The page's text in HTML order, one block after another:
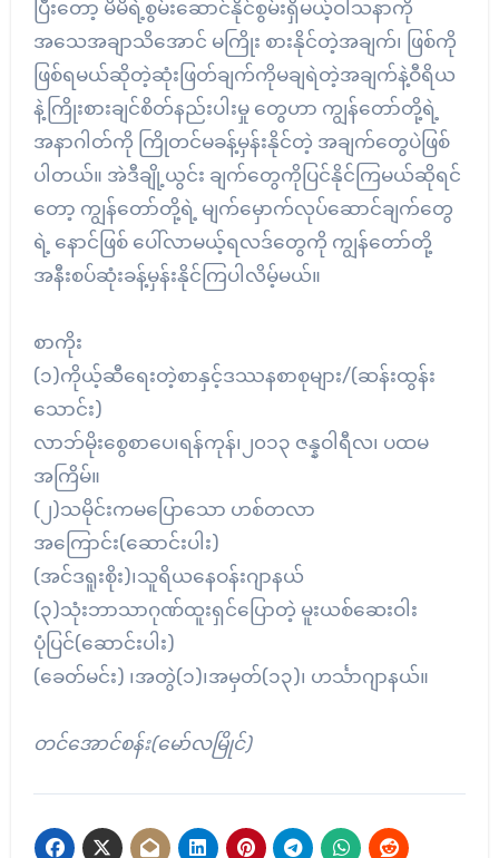
ပြီးတော့ မိမိရဲ့စွမ်းဆောင်နိုင်စွမ်းရှိမယ့်ဝါသနာကို
အသေအချာသိအောင် မကြိုး စားနိုင်တဲ့အချက်၊ ဖြစ်ကို
ဖြစ်ရမယ်ဆိုတဲ့ဆုံးဖြတ်ချက်ကိုမချရဲတဲ့အချက်နဲ့ဝီရိယ
နဲ့ကြိုးစားချင်စိတ်နည်းပါးမှု တွေဟာ ကျွန်တော်တို့ရဲ့
အနာဂါတ်ကို ကြိုတင်မခန့်မှန်းနိုင်တဲ့ အချက်တွေပဲဖြစ်
ပါတယ်။ အဲဒီချို့ယွင်း ချက်တွေကိုပြင်နိုင်ကြမယ်ဆိုရင်
တော့ ကျွန်တော်တို့ရဲ့ မျက်မှောက်လုပ်ဆောင်ချက်တွေ
ရဲ့ နောင်ဖြစ် ပေါ်လာမယ့်ရလဒ်တွေကို ကျွန်တော်တို့
အနီးစပ်ဆုံးခန့်မှန်းနိုင်ကြပါလိမ့်မယ်။
စာကိုး
(၁)ကိုယ့်ဆီရေးတဲ့စာနှင့်ဒဿနစာစုများ/(ဆန်းထွန်း
သောင်း)
လာဘ်မိုးစွေစာပေ၊ရန်ကုန်၊၂၀၁၃ ဇန္နဝါရီလ၊ ပထမ
အကြိမ်။
(၂)သမိုင်းကမပြောသော ဟစ်တလာ
အကြောင်း(ဆောင်းပါး)
(အင်ဒရူးစိုး)၊သူရိယနေဝန်းဂျာနယ်
(၃)သုံးဘာသာဂုဏ်ထူးရှင်ပြောတဲ့ မူးယစ်ဆေးဝါး
ပုံပြင်(ဆောင်းပါး)
(ခေတ်မင်း) ၊အတွဲ(၁)၊အမှတ်(၁၃)၊ ဟင်္သာဂျာနယ်။
တင်အောင်စန်း(မော်လမြိုင်)